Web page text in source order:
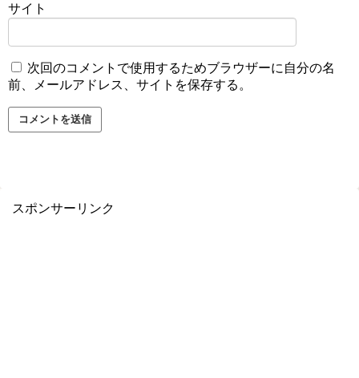
サイト
次回のコメントで使用するためブラウザーに自分の名
前、メールアドレス、サイトを保存する。
スポンサーリンク